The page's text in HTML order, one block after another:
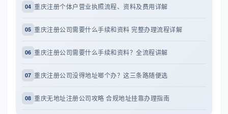
04 重庆注册个体户营业执照流程、资料及费用详解
05 重庆注册公司需要什么手续和资料 完整办理流程详解
06 重庆注册公司需要什么手续和资料？全流程讲解
07 重庆注册公司没得地址啷个办？这三条路随便选
08 重庆无地址注册公司攻略 合规地址挂靠办理指南